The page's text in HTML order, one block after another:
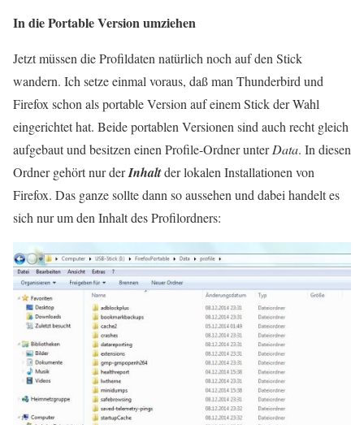
In die Portable Version umziehen
Jetzt müssen die Profildaten natürlich noch auf den Stick
wandern. Ich setze einmal voraus, daß man Thunderbird und
Firefox schon als portable Version auf einem Stick der Wahl
eingerichtet hat. Beide portablen Versionen sind auch recht gleich
aufgebaut und besitzen einen Profile-Ordner unterData. In diesen
Ordner gehört nur derInhaltder lokalen Installationen von
Firefox. Das ganze sollte dann so aussehen und dabei handelt es
sich nur um den Inhalt des Profilordners: